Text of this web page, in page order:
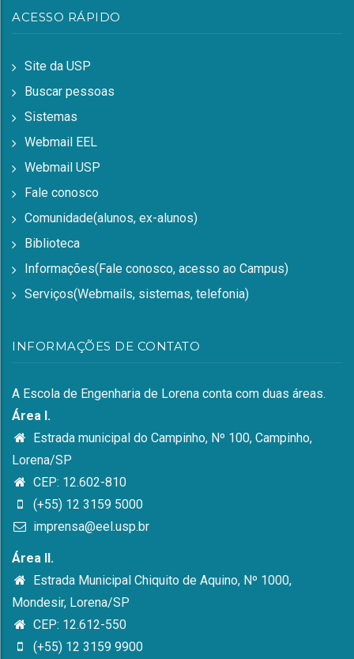
ACESSO RÁPIDO
Site da USP
Buscar pessoas
Sistemas
Webmail EEL
Webmail USP
Fale conosco
Comunidade(alunos, ex-alunos)
Biblioteca
Informações(Fale conosco, acesso ao Campus)
Serviços(Webmails, sistemas, telefonia)
INFORMAÇÕES DE CONTATO
A Escola de Engenharia de Lorena conta com duas áreas.
Área I.
Estrada municipal do Campinho, Nº 100, Campinho,
Lorena/SP
CEP: 12.602-810
(+55) 12 3159 5000
imprensa@eel.usp.br
Área II.
Estrada Municipal Chiquito de Aquino, Nº 1000,
Mondesir, Lorena/SP
CEP: 12.612-550
(+55) 12 3159 9900